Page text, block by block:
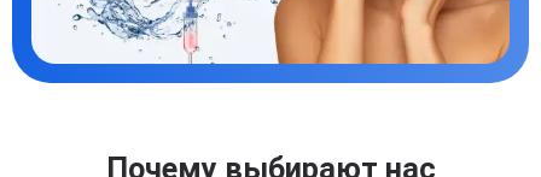
Почему выбирают нас